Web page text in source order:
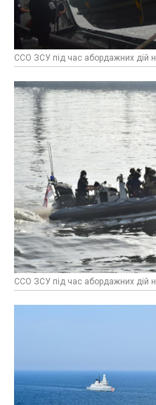
ССО ЗСУ під час абордажних дій
ССО ЗСУ під час абордажних дій